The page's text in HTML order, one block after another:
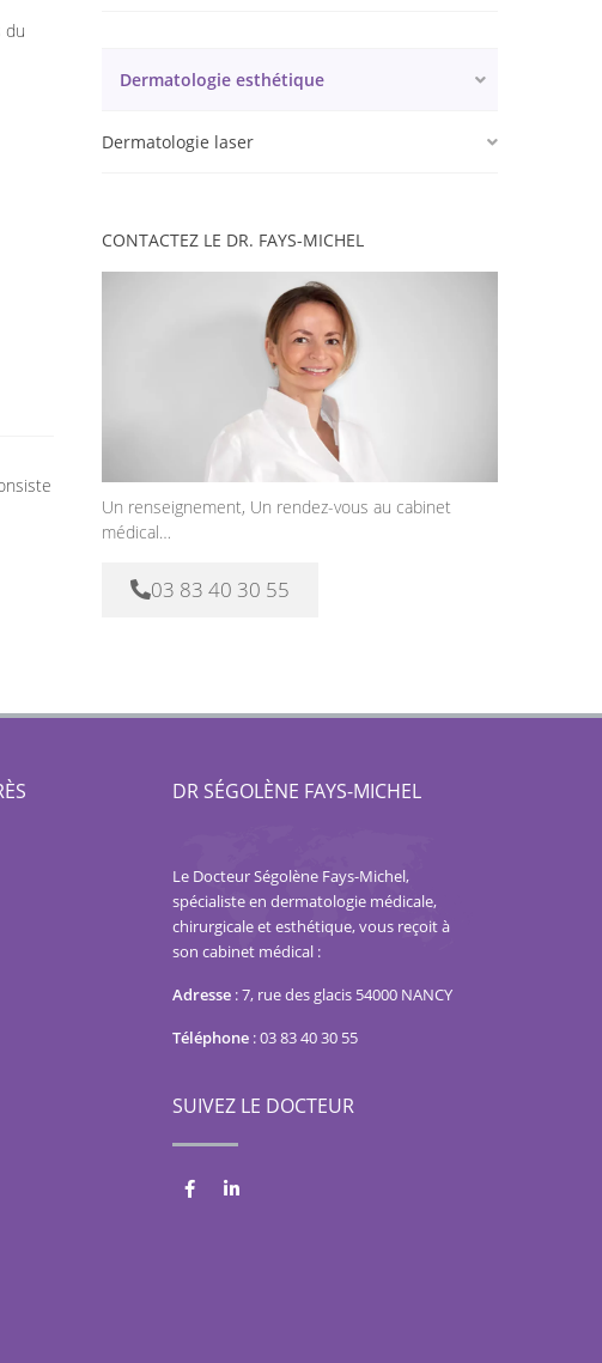
du
Dermatologie esthétique
Dermatologie laser
CONTACTEZ LE DR. FAYS-MICHEL
Un renseignement, Un rendez-vous au cabinet
médical…
03 83 40 30 55
DR SÉGOLÈNE FAYS-MICHEL
Le Docteur Ségolène Fays-Michel,
spécialiste en dermatologie médicale,
chirurgicale et esthétique, vous reçoit à
son cabinet médical :
Adresse:7, rue des glacis 54000 NANCY
Téléphone:03 83 40 30 55
SUIVEZ LE DOCTEUR